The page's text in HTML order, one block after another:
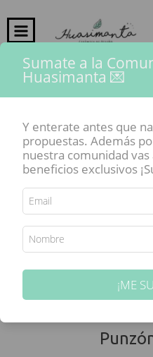
Inicio - Pinceles y
Sumate a la
Huasimanta 💌
Y enterate antes que
propuestas. Además
nuestra comunidad
beneficios exclusivos
¡ME